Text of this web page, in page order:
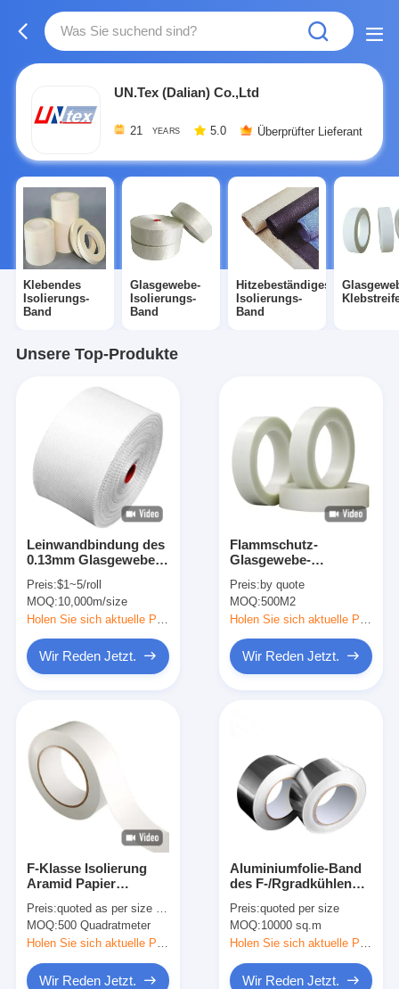
UN.Tex (Dalian) Co.,Ltd
21 YEARS 5.0 Überprüfter Lieferant
Klebendes
Isolierungs-
Band
Glasgewebe-
Isolierungs-
Band
Hitzebeständiges
Isolierungs-
Band
Unsere Top-Produkte
Leinwandbindung des
0.13mm Glasgewebe-
75mm
Preis:$1~5/roll
MOQ:10,000m/size
Wir Reden Jetzt.
Flammschutz-
Glasgewebe-
Preis: by quote
MOQ:500M2
Wir Reden Jetzt.
F-Klasse Isolierung
Aramid Papier
mehreren
Modelloptionen
Preis:quoted as per size and quantity
MOQ:500 Quadratmeter
Wir Reden Jetzt.
Aluminiumfolie-Band
des F-/Rgradkühlen
Preis:quoted per size
MOQ:10000 sq.m
Wir Reden Jetzt.